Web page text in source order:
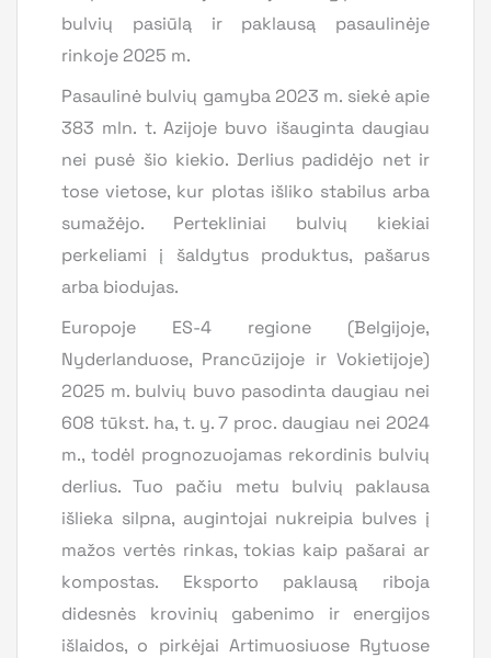
bulvių pasiūlą ir paklausą pasaulinėje
rinkoje 2025 m.
Pasaulinė bulvių gamyba 2023 m. siekė apie
383 mln. t. Azijoje buvo išauginta daugiau
nei pusė šio kiekio. Derlius padidėjo net ir
tose vietose, kur plotas išliko stabilus arba
sumažėjo. Pertekliniai bulvių kiekiai
perkeliami į šaldytus produktus, pašarus
arba biodujas.
Europoje ES-4 regione (Belgijoje,
Nyderlanduose, Prancūzijoje ir Vokietijoje)
2025 m. bulvių buvo pasodinta daugiau nei
608 tūkst. ha, t. y. 7 proc. daugiau nei 2024
m., todėl prognozuojamas rekordinis bulvių
derlius. Tuo pačiu metu bulvių paklausa
išlieka silpna, augintojai nukreipia bulves į
mažos vertės rinkas, tokias kaip pašarai ar
kompostas. Eksporto paklausą riboja
didesnės krovinių gabenimo ir energijos
išlaidos, o pirkėjai Artimuosiuose Rytuose